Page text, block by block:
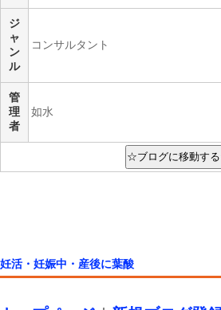
ジ
ャ
ン
ル
コンサルタント
管
理
者
如水
妊活・妊娠中・産後に葉酸